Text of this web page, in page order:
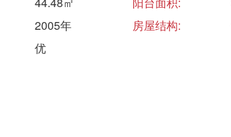
2005年 房屋结构:
优